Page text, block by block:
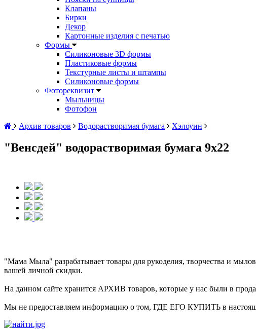
Клапаны
Бирки
Декор
Картонные изделия с печатью
Формы
Силиконовые 3D формы
Пластиковые формы
Текстурные листы и штампы
Силиконовые формы
Фотореквизит
Мыльницы
Фотофон
Архив товаров
Водорастворимая бумага Хэлоуин
"Венсдей" водорастворимая бумага 9х22
"Мама Мыла" разрабатывает товары для рукоделия, творчества и
вашей личной скидки.
На данном сайте хранится АРХИВ товаров, которые у нас были в
Мы не предоставляем информацию о том, ГДЕ ЕГО КУПИТЬ в